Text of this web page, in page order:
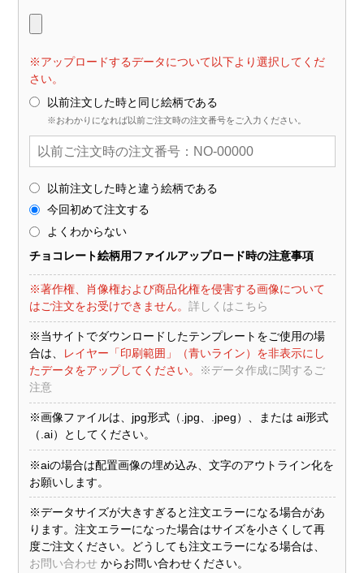
※アップロードするデータについて以下より選択してくだ
さい。
以前注文した時と同じ絵柄である
※おわかりになれば以前ご注文時の注文番号をご入力ください。
以前注文した時と違う絵柄である
今回初めて注文する
よくわからない
チョコレート絵柄用ファイルアップロード時の注意事項
※著作権、肖像権および商品化権を侵害する画像について
はご注文をお受けできません。 詳しくはこちら
※当サイトでダウンロードしたテンプレートをご使用の場
合は、
レイヤー「印刷範囲」（青いライン）を非表示にし
たデータをアップしてください。
※データ作成に関するご
注意
※画像ファイルは、jpg形式（.jpg、.jpeg）、または ai形式
（.ai）としてください。
※aiの場合は配置画像の埋め込み、文字のアウトライン化を
お願いします。
※データサイズが大きすぎると注文エラーになる場合があ
ります。注文エラーになった場合はサイズを小さくして再
度ご注文ください。どうしても注文エラーになる場合は、
お問い合わせ からお問い合わせください。